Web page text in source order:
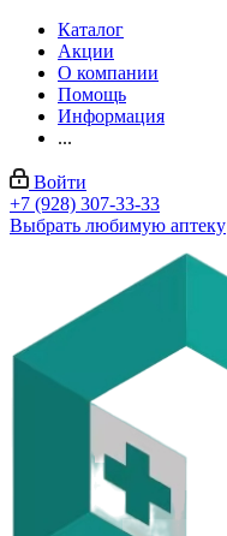
Каталог
Акции
О компании
Помощь
Информация
...
Войти
+7 (928) 307-33-33
Выбрать любимую аптеку